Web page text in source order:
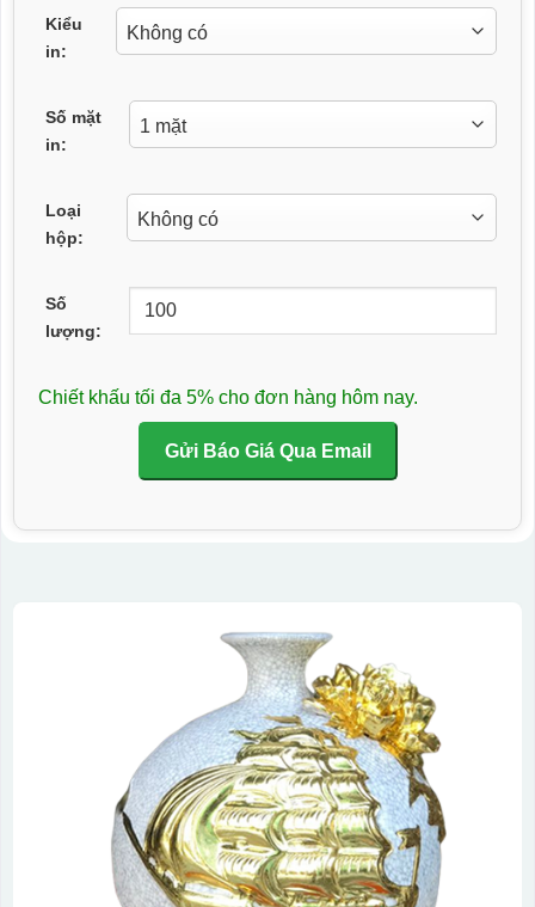
Kiểu
in:
Số mặt
in:
Loại
hộp:
Số
lượng:
Chiết khấu tối đa 5% cho đơn hàng hôm nay.
Gửi Báo Giá Qua Email